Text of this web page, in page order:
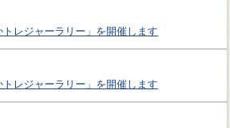
トレジャーラリー」を開催します
トレジャーラリー」を開催します